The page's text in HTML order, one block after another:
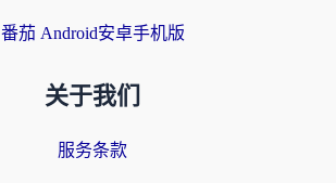
番茄 Android安卓手机版
关于我们
服务条款